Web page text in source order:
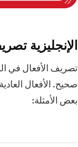
الإنجليزية
تصريف الأفعال في
صحيح. الأفعال
بعض الأمثلة: